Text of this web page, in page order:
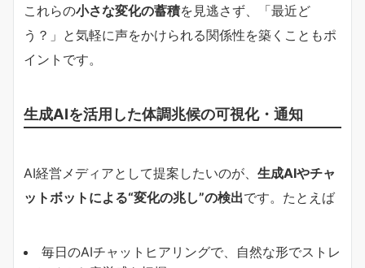
これらの小さな変化の蓄積を見逃さず、「最近ど
う？」と気軽に声をかけられる関係性を築くこともポ
イントです。
生成AIを活用した体調兆候の可視化・通知
AI経営メディアとして提案したいのが、 生成AIやチャ
ットボットによる“変化の兆し”の検出です。たとえば
毎日のAIチャットヒアリングで、自然な形でストレ